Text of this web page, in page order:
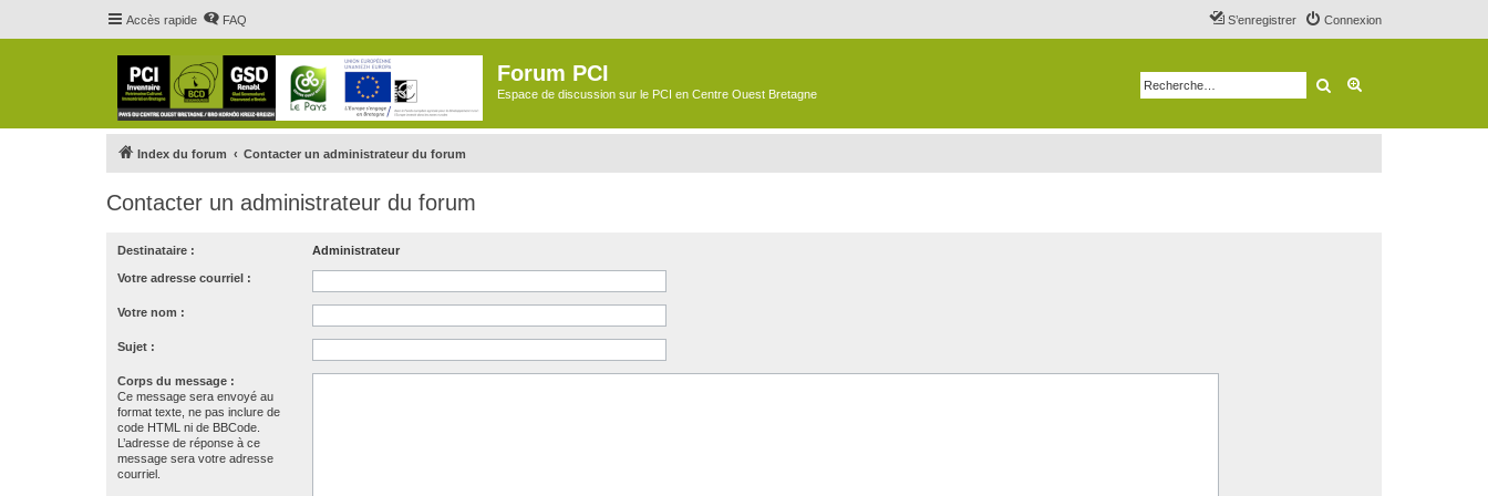
Accès rapide FAQ Connexion
S’enregistrer
Forum PCI
Espace de discussion sur le PCI en Centre Ouest Bretagne Rechercher
Index du forum Contacter un administrateur du forum
Contacter un administrateur du forum
Destinataire : Administrateur
Votre adresse courriel :
Votre nom :
Sujet :
Corps du message :
Ce message sera envoyé au
format texte, ne pas inclure de
code HTML ni de BBCode.
L’adresse de réponse à ce
message sera votre adresse
courriel.